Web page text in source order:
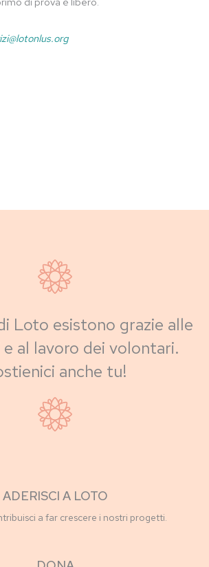
Loto esistono grazie alle
e al lavoro dei volontari.
anche tu!
ADERISCI A LOTO
a far crescere i nostri progetti.